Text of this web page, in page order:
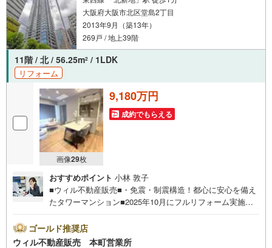
テムを使えば、ネットに掲載されていない物件のご紹介も
可能です！
大阪府大阪市北区堂島2丁目
2013年9月（築13年）
269戸 / 地上39階
11階 / 北 / 56.25m2 / 1LDK
リフォーム
画像29枚
9,180万円
成約でもらえる
おすすめポイント 小林 敦子
■ウィル不動産販売■・免震・制震構造！都心に安心を備え
たタワーマンション■2025年10月にフルリフォーム実施！
防水パン、洗濯水栓、給湯器、エアコン新調・フローリン
グ、クロス、フロアタイル貼替え・ハウスクリーニングな
ゴールド推奨店
ウィル不動産販売 本町営業所